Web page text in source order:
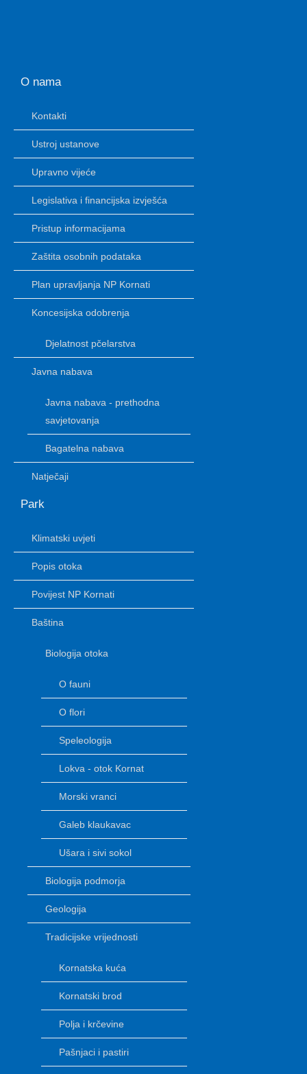
O nama
Kontakti
Ustroj ustanove
Upravno vijeće
Legislativa i financijska izvješća
Pristup informacijama
Zaštita osobnih podataka
Plan upravljanja NP Kornati
Koncesijska odobrenja
Djelatnost pčelarstva
Javna nabava
Javna nabava - prethodna
savjetovanja
Bagatelna nabava
Natječaji
Park
Klimatski uvjeti
Popis otoka
Povijest NP Kornati
Baština
Biologija otoka
O fauni
O flori
Speleologija
Lokva - otok Kornat
Morski vranci
Galeb klaukavac
Ušara i sivi sokol
Biologija podmorja
Geologija
Tradicijske vrijednosti
Kornatska kuća
Kornatski brod
Polja i krčevine
Pašnjaci i pastiri